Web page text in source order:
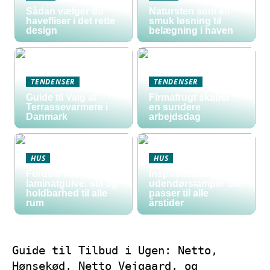
Sådan vælger du
havefliser i det rette
design
Natursten som en
smuk løsning til
belægning i haven
TENDENSER
Guide til Valg af
Terrassevarmere i
Danmark
TENDENSER
Firmafrugt skaber
en sundere
arbejdsdag
HUS
Fordele ved
laminatgulve: stil og
holdbarhed til alle
rum
HUS
udendørslamper der
passer til alle
årstider
Guide til Tilbud i Ugen: Netto,
Hønsekød, Netto Vejgaard, og